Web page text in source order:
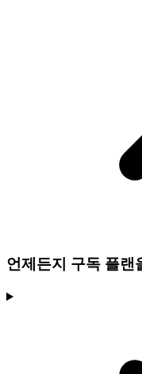
언제든지 구독 플랜